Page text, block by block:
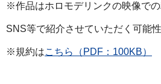
※作品はホロモデリンクの映像で
SNS等で紹介させていただく可能
※規約はこちら（PDF：100KB）